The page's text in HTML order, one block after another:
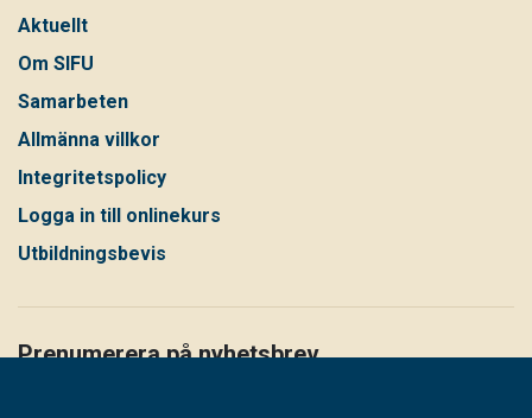
Aktuellt
Om SIFU
Samarbeten
Allmänna villkor
Integritetspolicy
Logga in till onlinekurs
Utbildningsbevis
Prenumerera på nyhetsbrev